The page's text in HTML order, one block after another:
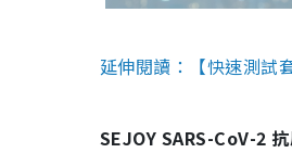
延伸閱讀：【快速測試
SEJOY SARS-CoV-2